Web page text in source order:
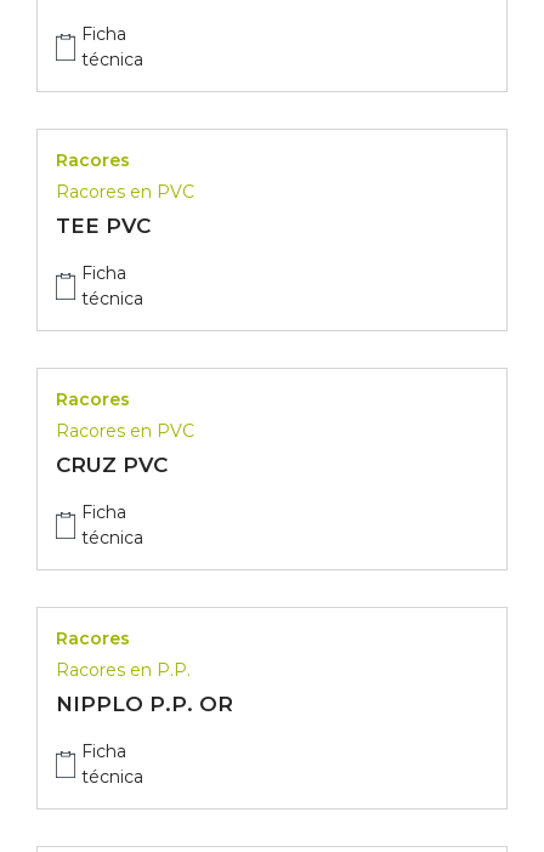
Ficha
técnica
Racores
Racores en PVC
TEE PVC
Ficha
técnica
Racores
Racores en PVC
CRUZ PVC
Ficha
técnica
Racores
Racores en P.P.
NIPPLO P.P. OR
Ficha
técnica